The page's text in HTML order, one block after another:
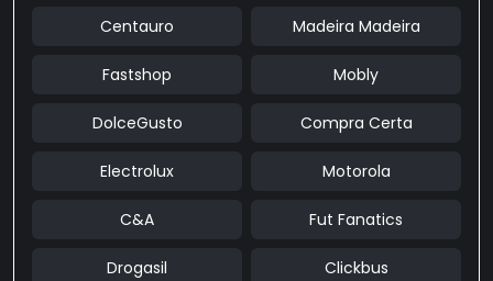
Centauro Madeira Madeira
Fastshop Mobly
DolceGusto Compra Certa
Electrolux Motorola
C&A Fut Fanatics
Drogasil Clickbus